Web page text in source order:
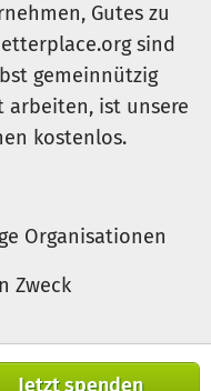
Jetzt spenden
Gutes zu
sind
gemeinnützig
ist unsere
kostenlos.
Organisationen
Zweck